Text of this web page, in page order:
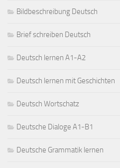
Bildbeschreibung Deutsch
Brief schreiben Deutsch
Deutsch lernen A1-A2
Deutsch lernen mit Geschichten
Deutsch Wortschatz
Deutsche Dialoge A1-B1
Deutsche Grammatik lernen